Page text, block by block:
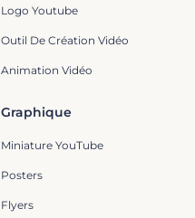
Graphique
Miniature YouTube
Posters
Flyers
Logo Youtube
Outil De Création Vidéo
Animation Vidéo